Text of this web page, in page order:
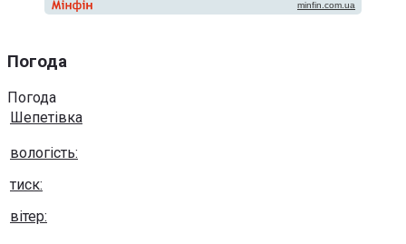
Погода
Погода
Шепетівка
вологість:
тиск:
вітер: